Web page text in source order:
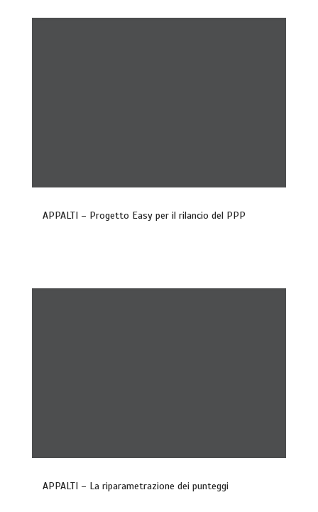
APPALTI – Progetto Easy per il rilancio del PPP
APPALTI – La riparametrazione dei punteggi